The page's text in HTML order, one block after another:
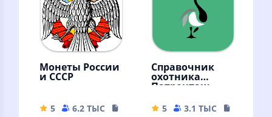
литературы
контактов.
Именины.
Монеты России
и СССР
5 6.2 ТЫС
Справочник
охотника
Патронташ
5 3.1 ТЫС